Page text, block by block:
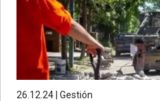
26.12.24 | Gestión